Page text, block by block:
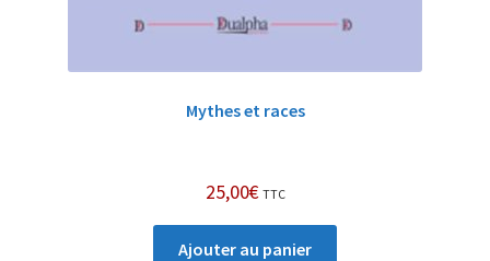
Mythes et races
25,00€ TTC
Ajouter au panier